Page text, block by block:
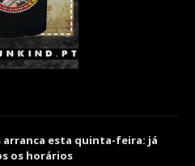
arranca esta quinta-feira: já
os horários